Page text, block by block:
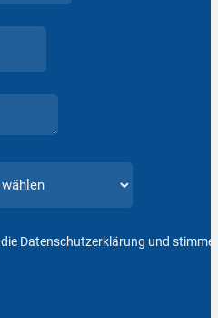
Datenschutzerklärung und